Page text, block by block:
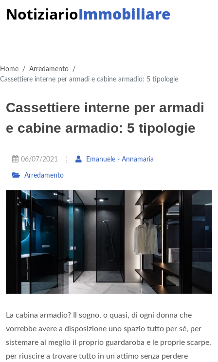
NotiziarioImmobiliare
Home / Arredamento /
Cassettiere interne per armadi e cabine armadio: 5 tipologie
Cassettiere interne per armadi
e cabine armadio: 5 tipologie
06/07/2021 Emanuele - Annamaria
Arredamento
La cabina armadio? Il sogno, o quasi, di ogni donna che
vorrebbe avere a disposizione uno spazio tutto per sé, per
sistemare al meglio il proprio guardaroba e le proprie scarpe,
per riuscire a trovare tutto in un attimo senza perdere